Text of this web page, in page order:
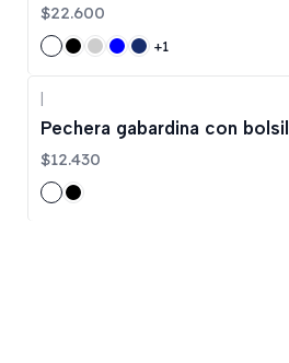
$22.600
+1
|
Pechera gabardina con
$12.430